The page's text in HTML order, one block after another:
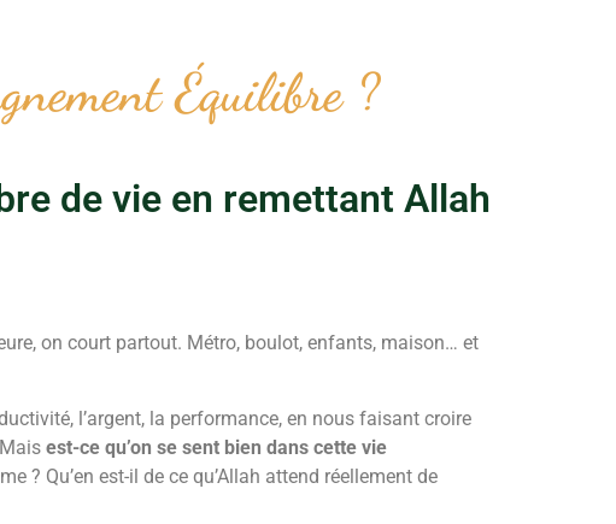
Équilibre ?
de vie en remettant Allah
on court partout. Métro, boulot, enfants, maison… et
l’argent, la performance, en nous faisant croire
Mais est-ce qu’on se sent bien dans cette vie
? Qu’en est-il de ce qu’Allah attend réellement de